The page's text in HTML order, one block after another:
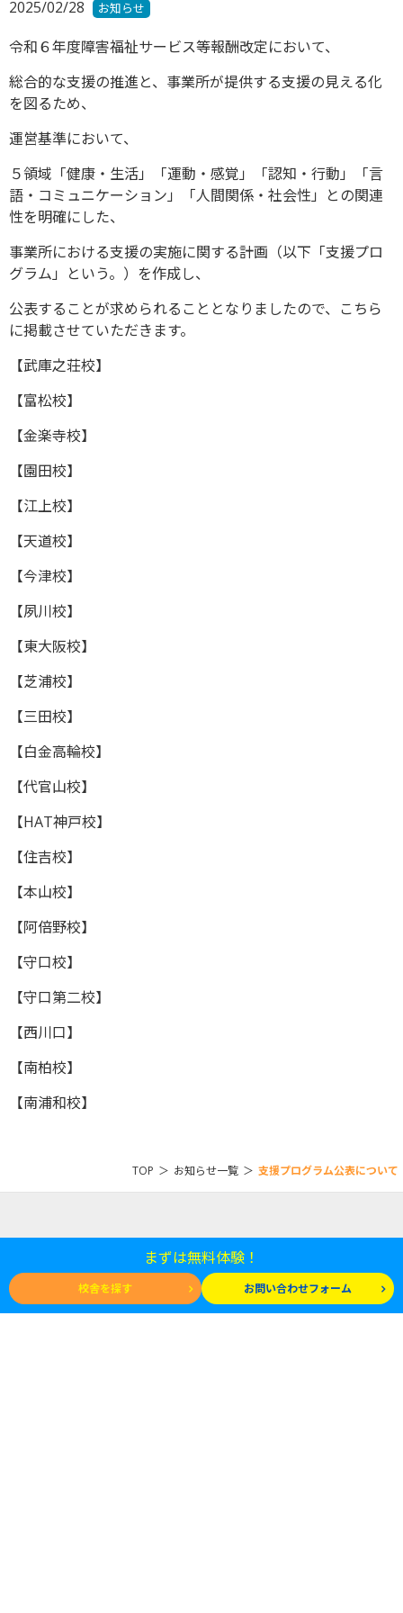
2025/02/28 お知らせ
令和６年度障害福祉サービス等報酬改定において、
総合的な支援の推進と、事業所が提供する支援の見える化
を図るため、
運営基準において、
５領域「健康・生活」「運動・感覚」「認知・行動」「言
語・コミュニケーション」「人間関係・社会性」との関連
性を明確にした、
事業所における支援の実施に関する計画（以下「支援プロ
グラム」という。）を作成し、
公表することが求められることとなりましたので、こちら
に掲載させていただきます。
【武庫之荘校】
【富松校】
【金楽寺校】
【園田校】
【江上校】
【天道校】
【今津校】
【夙川校】
【東大阪校】
【芝浦校】
【三田校】
【白金高輪校】
【代官山校】
【HAT神戸校】
【住吉校】
【本山校】
【阿倍野校】
【守口校】
【守口第二校】
【西川口】
【南柏校】
【南浦和校】
TOP ＞ お知らせ一覧 ＞ 支援プログラム公表について
まずは無料体験！
校舎を探す お問い合わせフォーム